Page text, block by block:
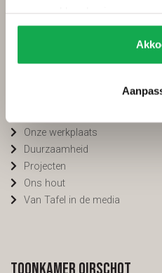
Boomstamtafels
Onze werkplaats
Duurzaamheid
Projecten
Ons hout
Van Tafel in de media